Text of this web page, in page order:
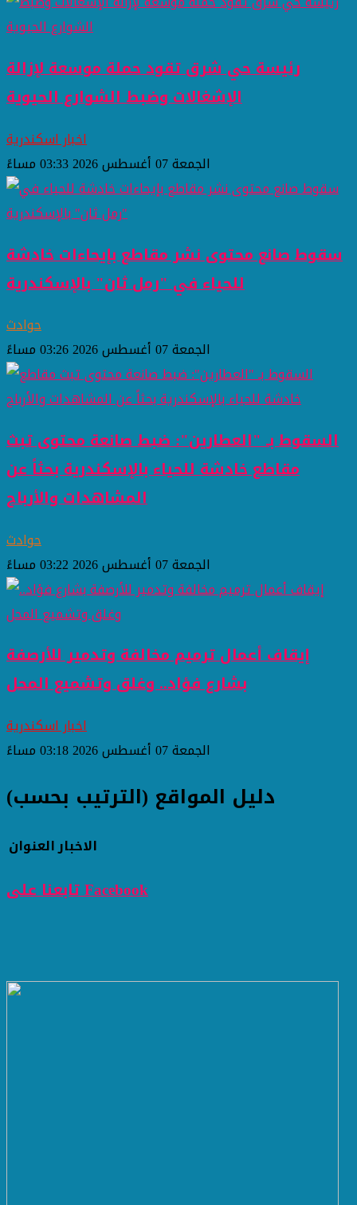
رئيسة حي شرق تقود حملة موسعة لإزالة
الإشغالات وضبط الشوارع الحيوية
اخبار اسكندرية
الجمعة 07 أغسطس 2026 03:33 مساءً
سقوط صانع محتوى نشر مقاطع بإيحاءات خادشة
للحياء في "رمل ثان" بالإسكندرية
حوادث
الجمعة 07 أغسطس 2026 03:26 مساءً
السقوط بـ "العطارين": ضبط صانعة محتوى تبث
مقاطع خادشة للحياء بالإسكندرية بحثاً عن
المشاهدات والأرباح
حوادث
الجمعة 07 أغسطس 2026 03:22 مساءً
إيقاف أعمال ترميم مخالفة وتدمير للأرصفة
بشارع فؤاد.. وغلق وتشميع المحل
اخبار اسكندرية
الجمعة 07 أغسطس 2026 03:18 مساءً
دليل المواقع (الترتيب بحسب)
العنوانالاخبار
تابعنا على Facebook